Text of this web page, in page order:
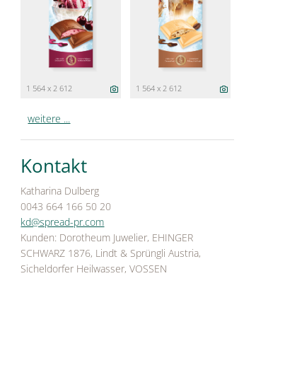
1 564 x 2 612 1 564 x 2 612
weitere ...
Kontakt
Katharina Dulberg
0043 664 166 50 20
kd@spread-pr.com
Kunden: Dorotheum Juwelier, EHINGER
SCHWARZ 1876, Lindt & Sprüngli Austria,
Sicheldorfer Heilwasser, VOSSEN